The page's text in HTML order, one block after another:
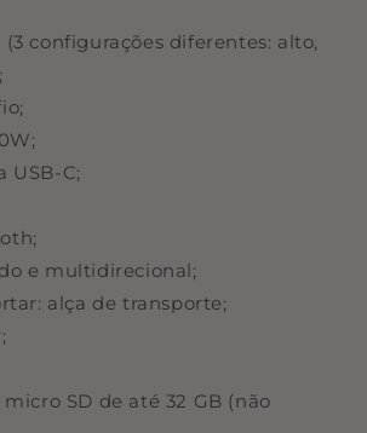
(3 configurações diferentes: alto,
USB-C;
e multidirecional;
alça de transporte;
SD de até 32 GB (não